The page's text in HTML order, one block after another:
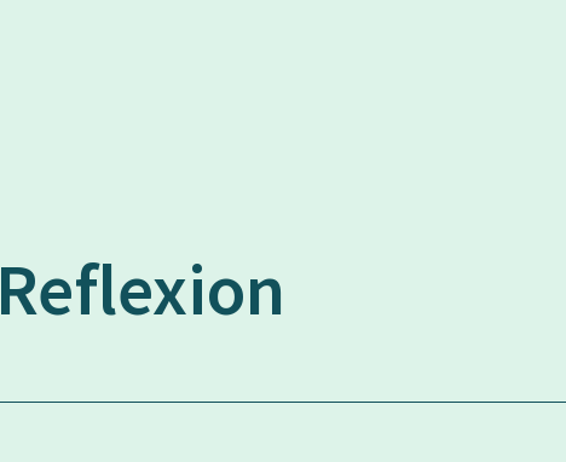
Reflexion